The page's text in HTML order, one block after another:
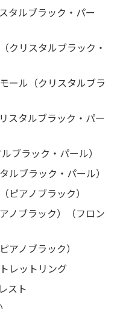
タルブラック・パー
クリスタルブラック・
ール（クリスタルブラ
スタルブラック・パー
ブラック・パール）
ルブラック・パール）
ピアノブラック）
ノブラック）（フロン
アノブラック）
レットリング
スト